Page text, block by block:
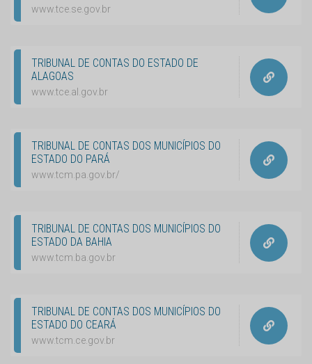
www.tce.se.gov.br
TRIBUNAL DE CONTAS DO ESTADO DE
ALAGOAS
www.tce.al.gov.br
TRIBUNAL DE CONTAS DOS MUNICÍPIOS DO
ESTADO DO PARÁ
www.tcm.pa.gov.br/
TRIBUNAL DE CONTAS DOS MUNICÍPIOS DO
ESTADO DA BAHIA
www.tcm.ba.gov.br
TRIBUNAL DE CONTAS DOS MUNICÍPIOS DO
ESTADO DO CEARÁ
www.tcm.ce.gov.br